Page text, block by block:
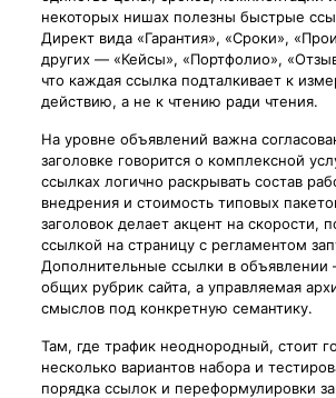
некоторых нишах полезны быстрые
Директ вида «Гарантия», «Сроки»,
других — «Кейсы», «Портфолио»,
что каждая ссылка подталкивает к
действию, а не к чтению ради чтения.
На уровне объявлений важна
заголовке говорится о комплексной
ссылках логично раскрывать состав
внедрения и стоимость типовых
заголовок делает акцент на скорости,
ссылкой на страницу с регламентом
Дополнительные ссылки в объявлении
общих рубрик сайта, а управляемая
смыслов под конкретную семантику.
Там, где трафик неоднородный, стоит
несколько вариантов набора и
порядка ссылок и переформулировки